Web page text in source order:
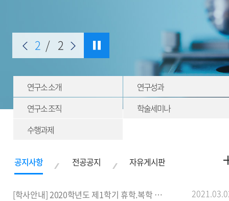
2 / 2
연구소 소개
연구성과
연구소 조직
학술세미나
수행과제
[학사안내] 2020학년도 제1학기 휴학.복학 신청 기간 안내